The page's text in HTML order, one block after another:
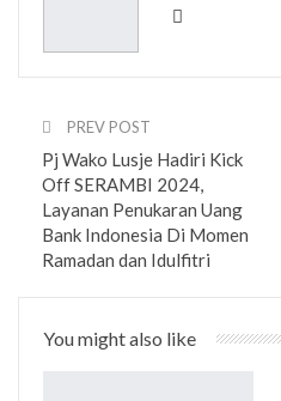
PREV POST
Pj Wako Lusje Hadiri Kick
Off SERAMBI 2024,
Layanan Penukaran Uang
Bank Indonesia Di Momen
Ramadan dan Idulfitri
You might also like